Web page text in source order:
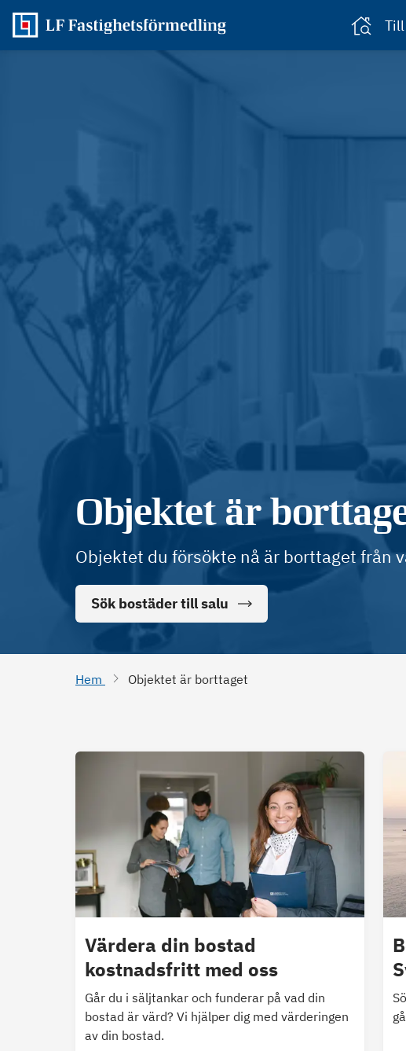
Objektet är
Objektet du försökte nå är borttaget från
Sök bostäder till salu
Hem Objektet är borttaget
Värdera din bostad
kostnadsfritt med oss
Går du i säljtankar och funderar på vad din
bostad är värd? Vi hjälper dig med värderingen
av din bostad.